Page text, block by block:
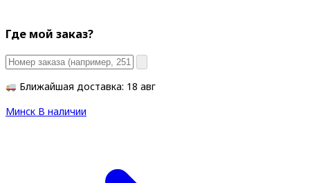
Где мой заказ?
Ближайшая доставка: 18 авг
Минск В наличии